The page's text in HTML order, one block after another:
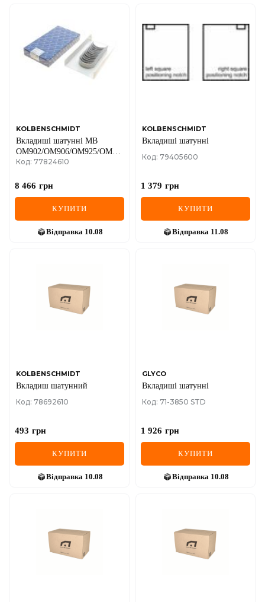
MERCEDES-BENZ
MG
NISSAN
OPEL
POLESTAR
RENAULT
SMART
SSANGYONG
SUZUKI
TESLA
KOLBENSCHMIDT
Вкладиші шатунні MB
OM902/OM906/OM925/OM926
(+0.25)
Код: 77824610
8 466 грн
КУПИТИ
Відправка 10.08
KOLBENSCHMIDT
Вкладиші шатунні
Код: 79405600
1 379 грн
КУПИТИ
Відправка 11.08
KOLBENSCHMIDT
Вкладиш шатунний
Код: 78692610
493 грн
КУПИТИ
Відправка 10.08
GLYCO
Вкладиші шатунні
Код: 71-3850 STD
1 926 грн
КУПИТИ
Відправка 10.08